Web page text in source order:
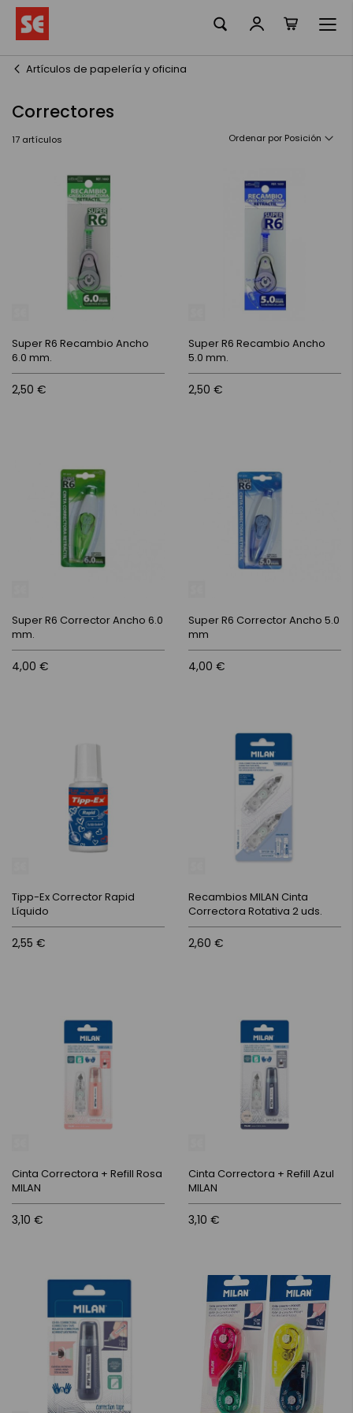
contenido
Artículos de papelería y oficina
Correctores
17 artículos Ordenar por
Super R6 Recambio Ancho
6.0 mm.
2,50 €
Super R6 Recambio Ancho
5.0 mm.
2,50 €
Super R6 Corrector Ancho 6.0
mm.
4,00 €
Super R6 Corrector Ancho 5.0
mm
4,00 €
Tipp-Ex Corrector Rapid
Líquido
2,55 €
Recambios MILAN Cinta
Correctora Rotativa 2 uds.
2,60 €
Cinta Correctora + Refill Rosa
MILAN
3,10 €
Cinta Correctora + Refill Azul
MILAN
3,10 €